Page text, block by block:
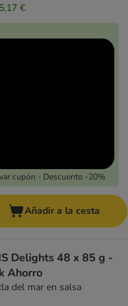
€
cupón - Descuento -20%
Añadir a la cesta
Delights 48 x 85 g -
Ahorro
del mar en salsa